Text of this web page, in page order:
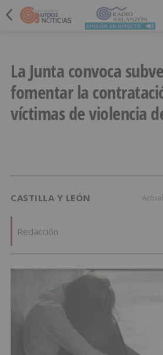
La Junta convoca
fomentar la
víctimas de violencia
CASTILLA Y LEÓN
Redacción